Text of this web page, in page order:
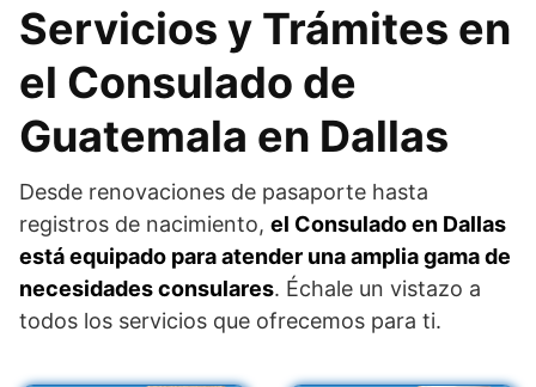
Servicios y Trámites en
el Consulado de
Guatemala en Dallas
Desde renovaciones de pasaporte hasta
registros de nacimiento, el Consulado en Dallas
está equipado para atender una amplia gama de
necesidades consulares. Échale un vistazo a
todos los servicios que ofrecemos para ti.